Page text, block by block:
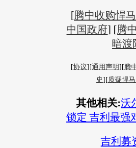
[腾中收购悍
中国政府] [腾
暗渡
[协议][通用声明][腾
史][质疑悍
其他相关:沃
锁定 吉利最强
吉利募